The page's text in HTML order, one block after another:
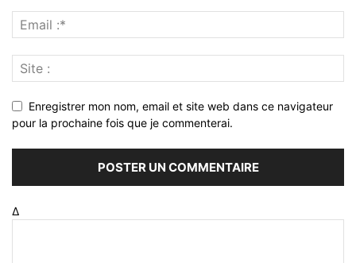
Enregistrer mon nom, email et site web dans ce navigateur
pour la prochaine fois que je commenterai.
Δ